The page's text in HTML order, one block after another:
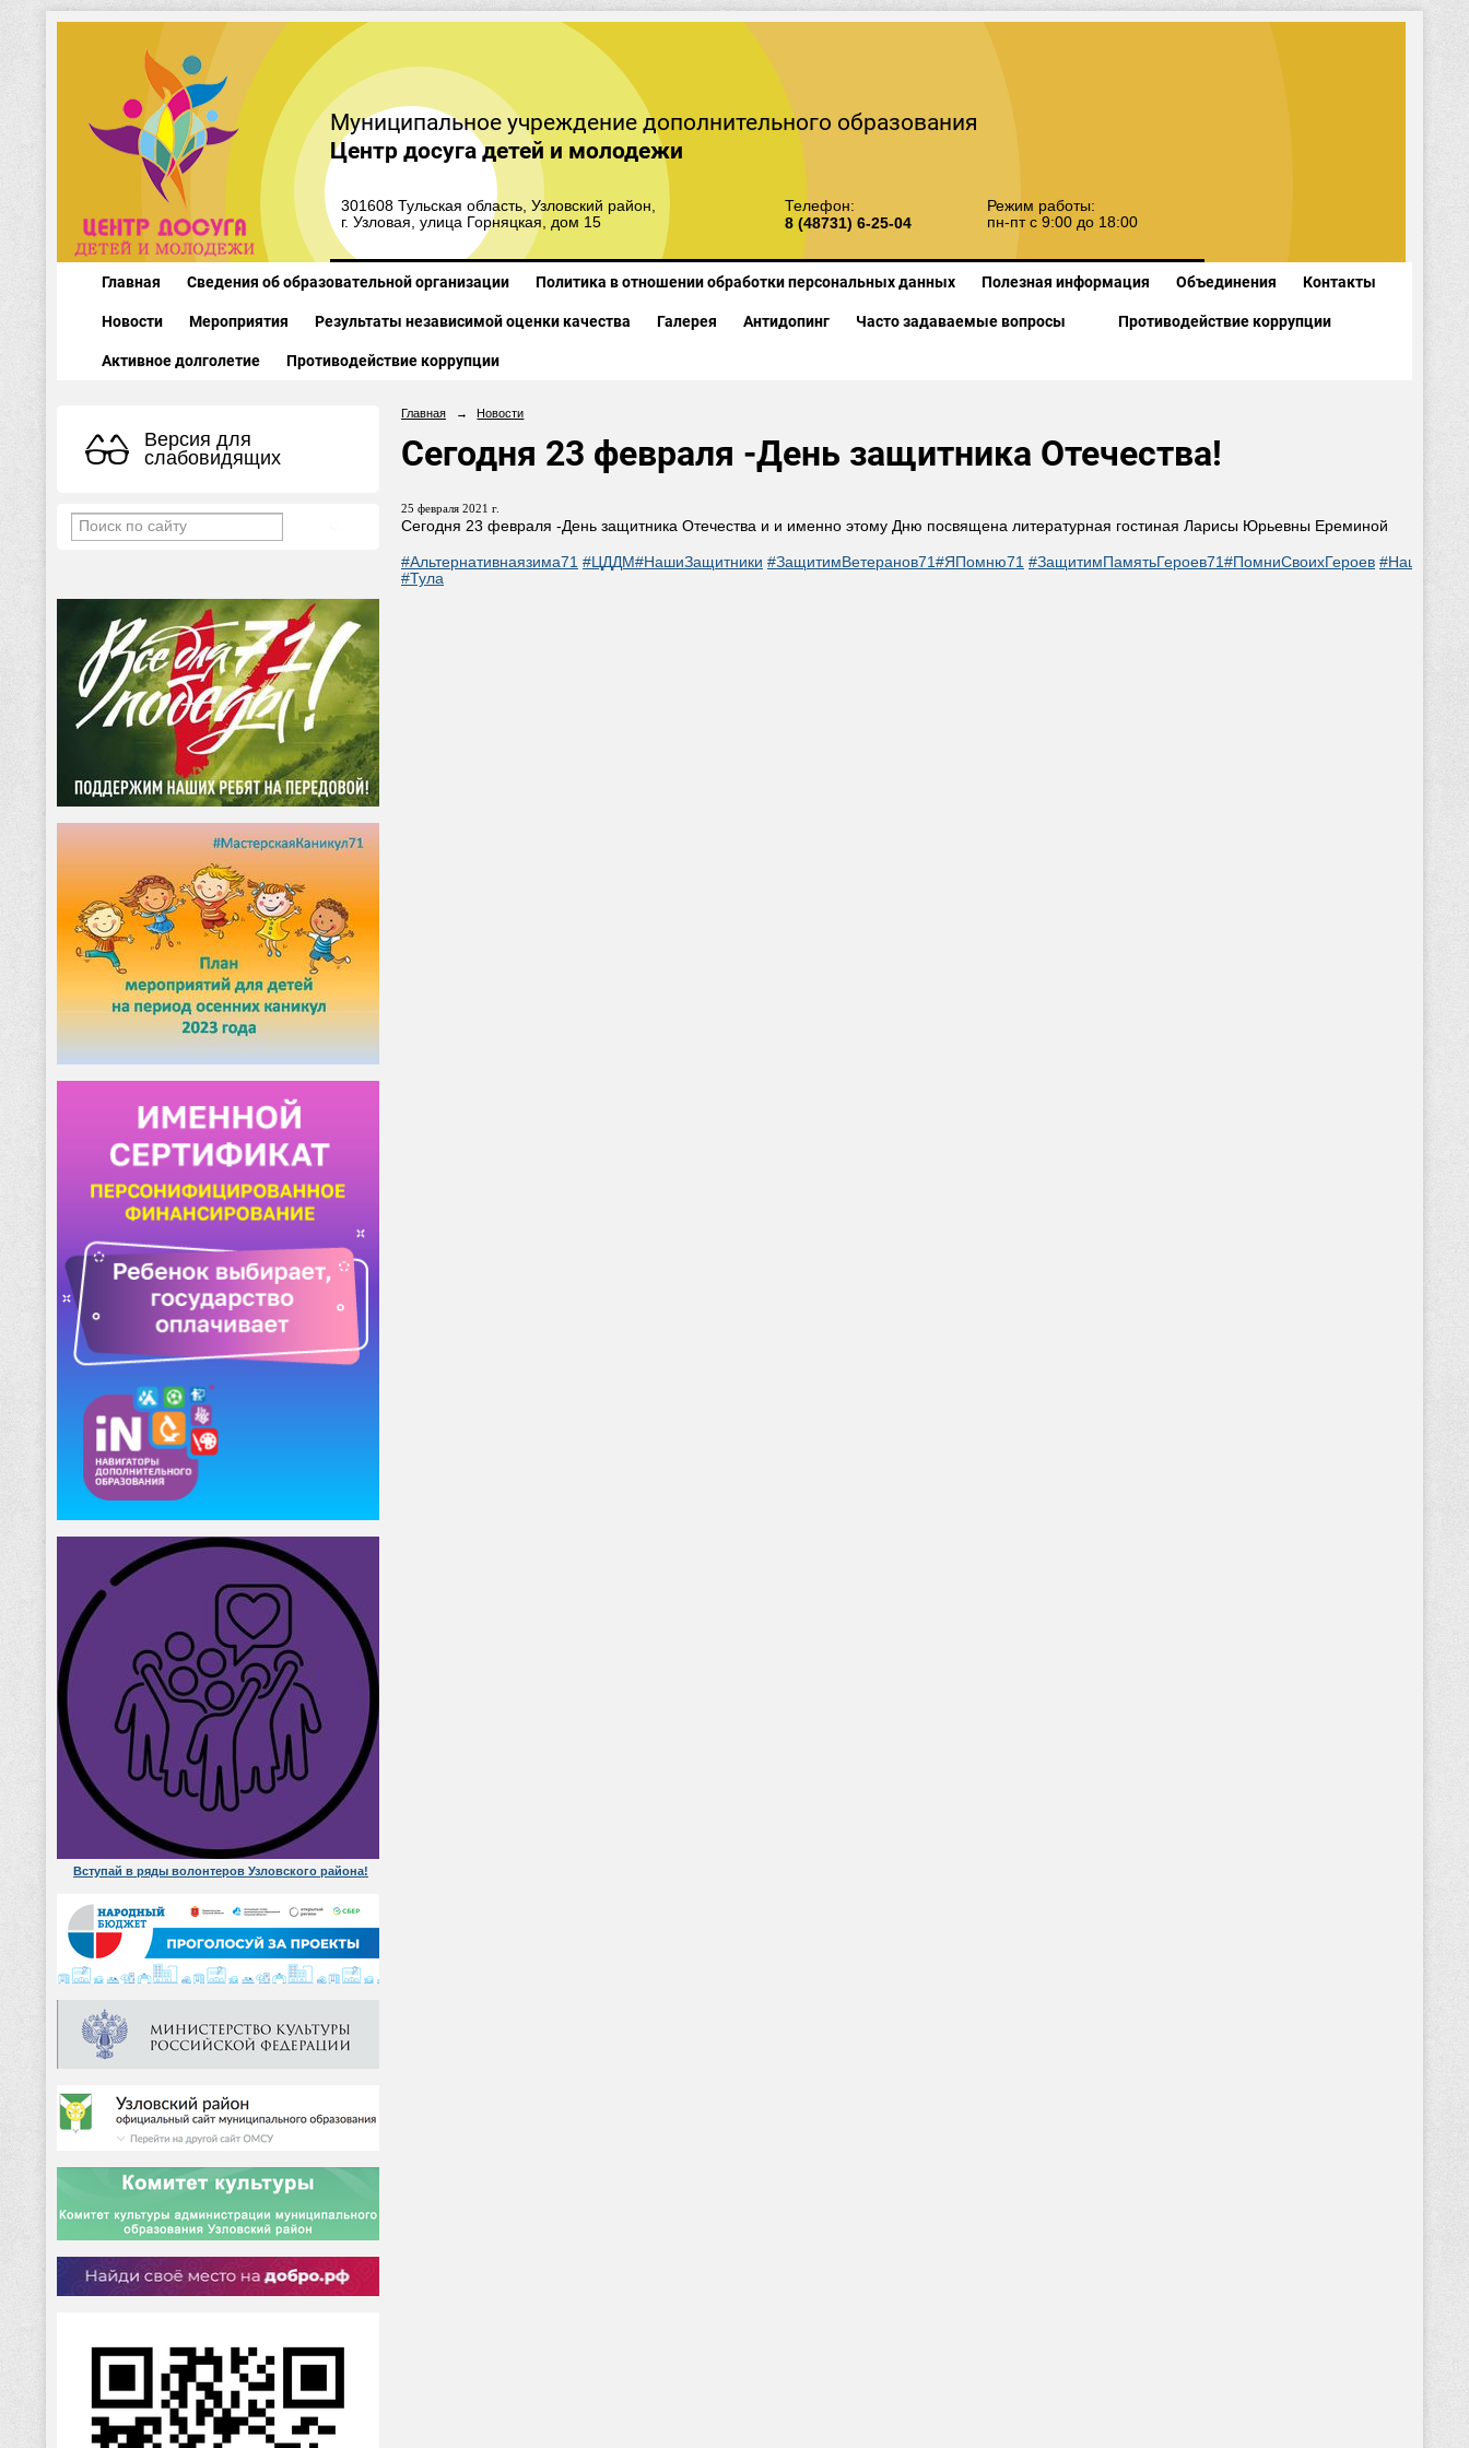
Муниципальное учреждение дополнительного образования
Центр досуга детей и молодежи
301608 Тульская область, Узловский район,
г. Узловая, улица Горняцкая, дом 15
Телефон:
8 (48731) 6-25-04
Режим работы:
пн-пт с 9:00 до 18:00
Главная Сведения об образовательной организации Политика в отношении обработки персональных данных Полезная информация Объединения Контакты
Новости Мероприятия Результаты независимой оценки качества Галерея Антидопинг Часто задаваемые вопросы Противодействие коррупции
Активное долголетие Противодействие коррупции
Версия для
слабовидящих
Вступай в ряды волонтеров Узловского района!
Главная → Новости
Сегодня 23 февраля -День защитника Отечества!
25 февраля 2021 г.
Сегодня 23 февраля -День защитника Отечества и и именно этому Дню посвящена литературная гостиная Ларисы Юрьевны Ереминой
#Альтернативнаязима71 #ЦДДМ#НашиЗащитники #ЗащитимВетеранов71 #ЯПомню71 #ЗащитимПамятьГероев71 #ПомниСвоихГероев
#Тула